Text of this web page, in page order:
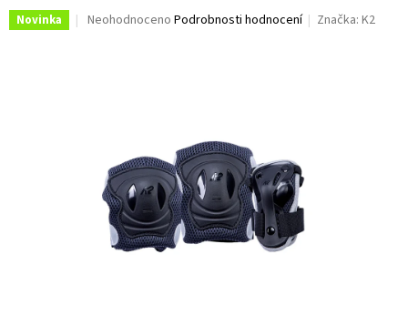
Novinka
Průměrné
Neohodnoceno Podrobnosti hodnocení Značka:K2